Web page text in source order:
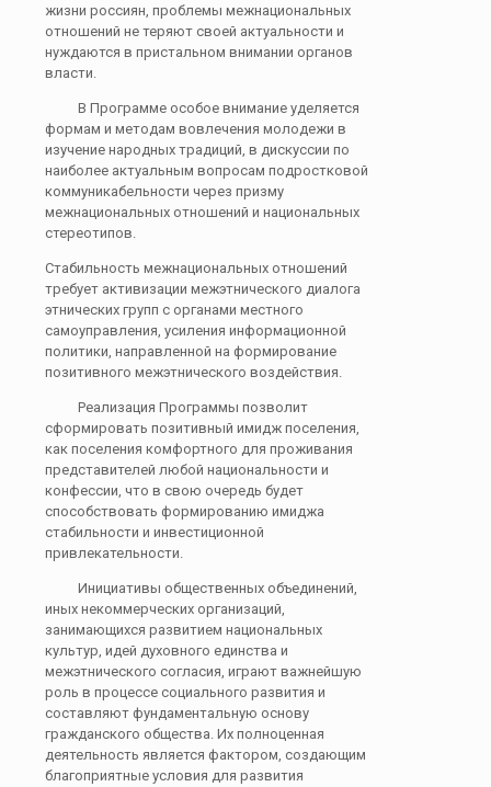
жизни россиян, проблемы межнациональных
отношений не теряют своей актуальности и
нуждаются в пристальном внимании органов
власти.
В Программе особое внимание уделяется
формам и методам вовлечения молодежи в
изучение народных традиций, в дискуссии по
наиболее актуальным вопросам подростковой
коммуникабельности через призму
межнациональных отношений и национальных
стереотипов.
Стабильность межнациональных отношений
требует активизации межэтнического диалога
этнических групп с органами местного
самоуправления, усиления информационной
политики, направленной на формирование
позитивного межэтнического воздействия.
Реализация Программы позволит
сформировать позитивный имидж поселения,
как поселения комфортного для проживания
представителей любой национальности и
конфессии, что в свою очередь будет
способствовать формированию имиджа
стабильности и инвестиционной
привлекательности.
Инициативы общественных объединений,
иных некоммерческих организаций,
занимающихся развитием национальных
культур, идей духовного единства и
межэтнического согласия, играют важнейшую
роль в процессе социального развития и
составляют фундаментальную основу
гражданского общества. Их полноценная
деятельность является фактором, создающим
благоприятные условия для развития